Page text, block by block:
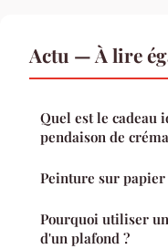
Actu — À lire
Quel est le cadeau
pendaison de
Peinture sur
Pourquoi utiliser
d'un plafond ?